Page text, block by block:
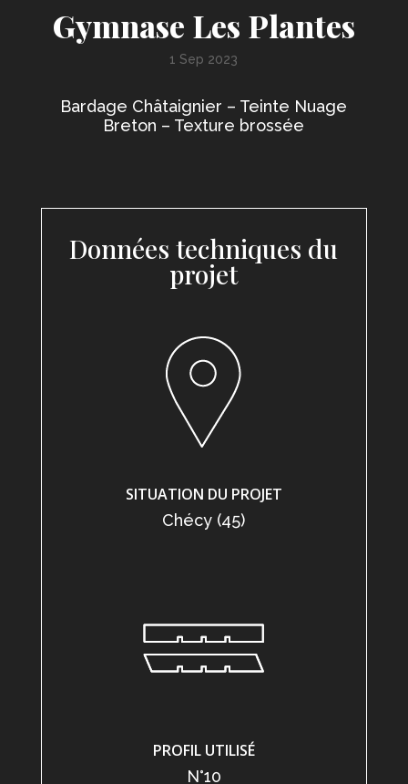
Gymnase Les Plantes
1 Sep 2023
Bardage Châtaignier – Teinte Nuage
Breton – Texture brossée
Données techniques du
projet
SITUATION DU PROJET
Chécy (45)
PROFIL UTILISÉ
N°10